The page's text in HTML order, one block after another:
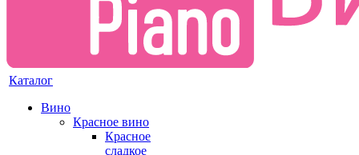
Каталог
Вино
Красное вино
Красное
сладкое